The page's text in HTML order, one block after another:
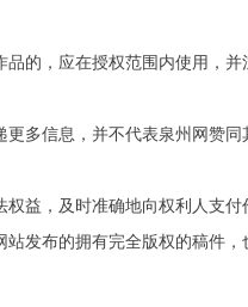
，应在授权范围内使用，
信息，并不代表泉州网赞
益，及时准确地向权利人支
布的拥有完全版权的稿件，